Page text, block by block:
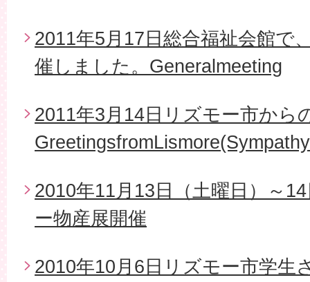
2011年5月17日総合福祉会館で
催しました。Generalmeeting
2011年3月14日リズモー市から
2010年11月13日（土曜日）～
ー物産展開催
2010年10月6日リズモー市学生